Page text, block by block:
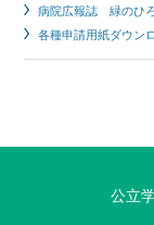
病院広報誌 緑のひ
各種申請用紙ダウン
公立